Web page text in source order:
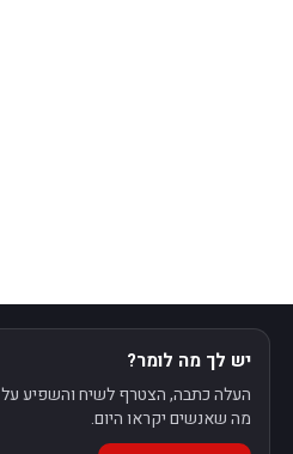
יש לך מה לומר?
העלה כתבה, הצטרף לשיח והשפיע על
מה שאנשים יקראו היום.